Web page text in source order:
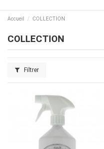
Accueil COLLECTION
COLLECTION
Filtrer